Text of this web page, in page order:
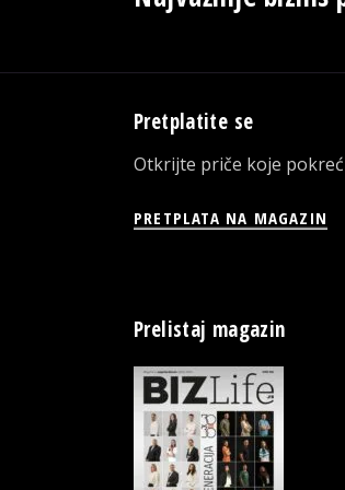
Pretplatite se
Otkrijte priče koje
PRETPLATA NA MAGAZIN
Prelistaj magazin